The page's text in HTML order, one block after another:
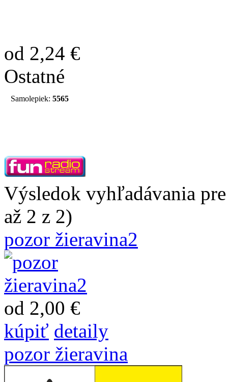
od 2,24 €
Ostatné
Samolepiek: 5565
Výsledok vyhľadávania
až 2 z 2)
pozor žieravina2
od 2,00 €
kúpiť detaily
pozor žieravina